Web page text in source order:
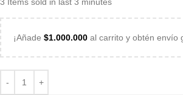
3 Items sold in last 3 minutes
¡Añade $1.000.000 al carrito y obtén envío